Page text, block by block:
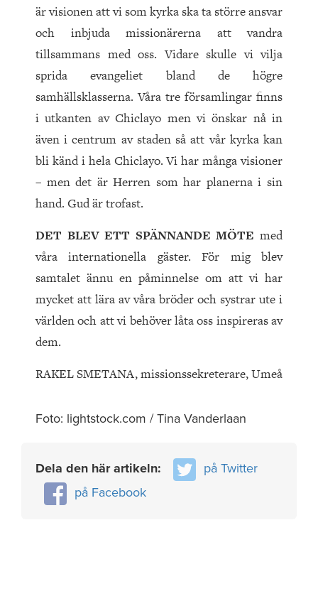
är visionen att vi som kyrka ska ta större ansvar
och inbjuda missionärerna att vandra
tillsammans med oss. Vidare skulle vi vilja
sprida evangeliet bland de högre
samhällsklasserna. Våra tre församlingar finns
i utkanten av Chiclayo men vi önskar nå in
även i centrum av staden så att vår kyrka kan
bli känd i hela Chiclayo. Vi har många visioner
– men det är Herren som har planerna i sin
hand. Gud är trofast.
DET BLEV ETT SPÄNNANDE MÖTE med
våra internationella gäster. För mig blev
samtalet ännu en påminnelse om att vi har
mycket att lära av våra bröder och systrar ute i
världen och att vi behöver låta oss inspireras av
dem.
RAKEL SMETANA, missionssekreterare, Umeå
Foto: lightstock.com / Tina Vanderlaan
Dela den här artikeln:
på Twitter
på Facebook